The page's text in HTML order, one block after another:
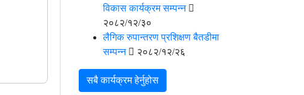
विकास कार्यक्रम सम्‍पन्‍न
२०८२/१२/३०
लै‌गिक रुपान्‍तरण प्रशिक्षण बैतडीमा
सम्‍पन्‍न
२०८२/१२/२६
सबै कार्यक्रम हेर्नुहोस